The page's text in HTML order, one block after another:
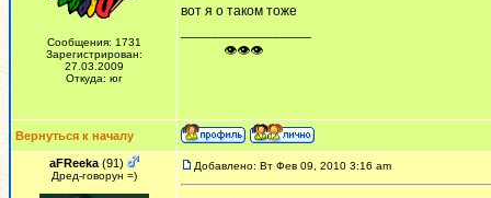
Сообщения: 1731
Зарегистрирован:
27.03.2009
Откуда: юг
вот я о таком тоже
ᅠ ᅠ ᅠ👁👁👁
Вернуться к началу
aFReeka (91)
Дред-говорун =)
Добавлено: Вт Фев 09, 2010 3:16 am